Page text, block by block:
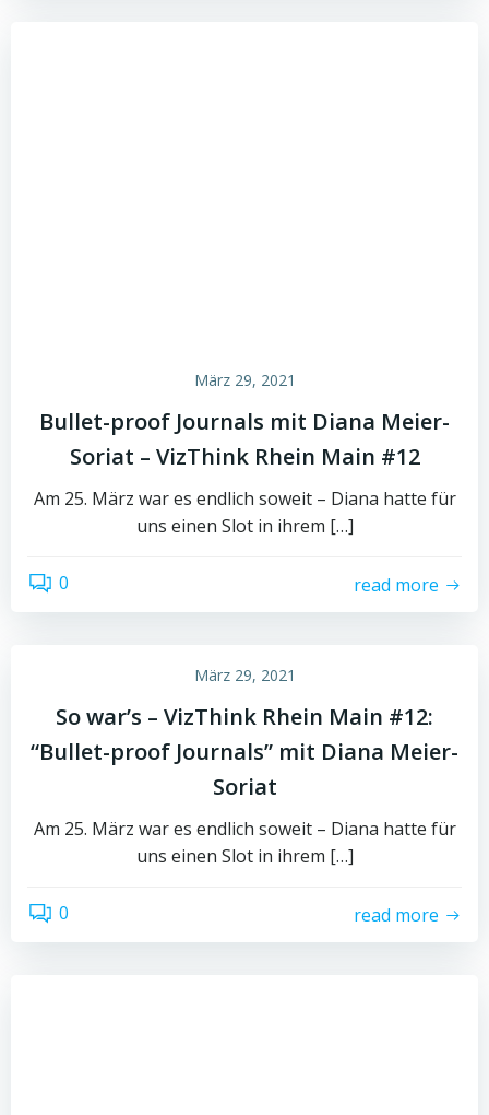
März 29, 2021
Bullet-proof Journals mit Diana Meier-
Soriat – VizThink Rhein Main #12
Am 25. März war es endlich soweit – Diana hatte für
uns einen Slot in ihrem […]
0 read more
März 29, 2021
So war’s – VizThink Rhein Main #12:
“Bullet-proof Journals” mit Diana Meier-
Soriat
Am 25. März war es endlich soweit – Diana hatte für
uns einen Slot in ihrem […]
0 read more